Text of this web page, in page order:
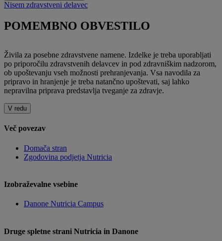
Nisem zdravstveni delavec
POMEMBNO OBVESTILO
Živila za posebne zdravstvene namene. Izdelke je treba uporabljati
po priporočilu zdravstvenih delavcev in pod zdravniškim nadzorom,
ob upoštevanju vseh možnosti prehranjevanja. Vsa navodila za
pripravo in hranjenje je treba natančno upoštevati, saj lahko
nepravilna priprava predstavlja tveganje za zdravje.
V redu
Več povezav
Domača stran
Zgodovina podjetja Nutricia
Izobraževalne vsebine
Danone Nutricia Campus
Druge spletne strani Nutricia in Danone